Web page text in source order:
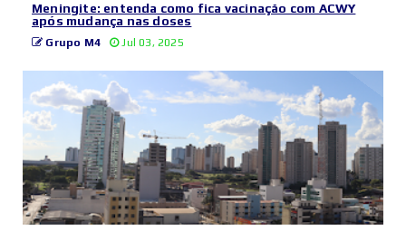
Meningite: entenda como fica vacinação com ACWY
após mudança nas doses
Grupo M4 Jul 03, 2025